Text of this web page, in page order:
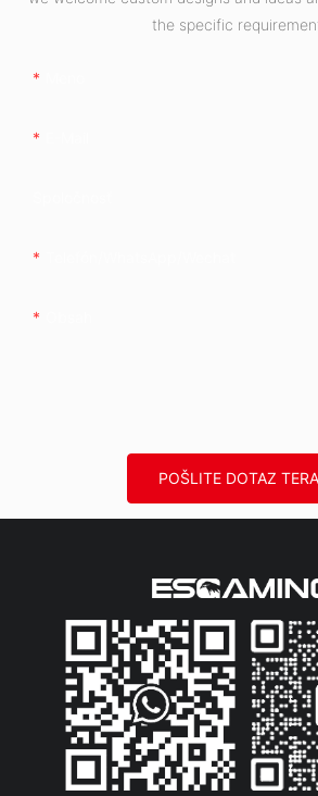
the specific
POŠLITE DOTAZ